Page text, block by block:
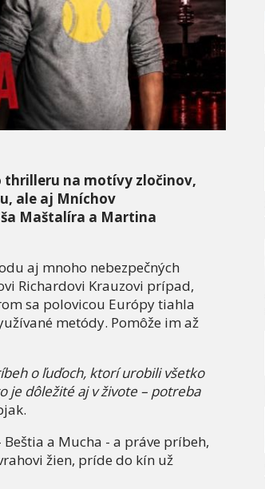
thrilleru na motívy zločinov,
ale aj Mníchov
Maštalíra a Martina
aj mnoho nebezpečných
Richardovi Krauzovi prípad,
sa polovicou Európy tiahla
metódy. Pomôže im až
o ľuďoch, ktorí urobili všetko
je dôležité aj v živote – potreba
a Mucha - a práve príbeh,
žien, príde do kín už